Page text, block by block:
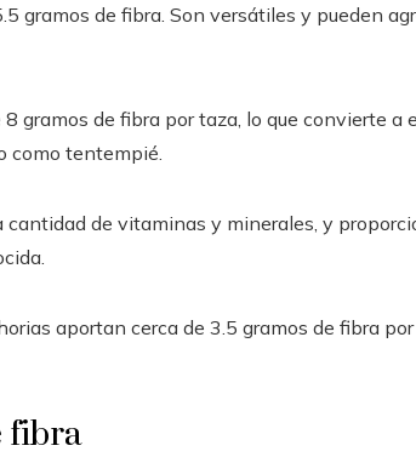
gramos de fibra. Son versátiles y pueden
gramos de fibra por taza, lo que convierte a
como tentempié.
de vitaminas y minerales, y
aportan cerca de 3.5 gramos de fibra
fibra